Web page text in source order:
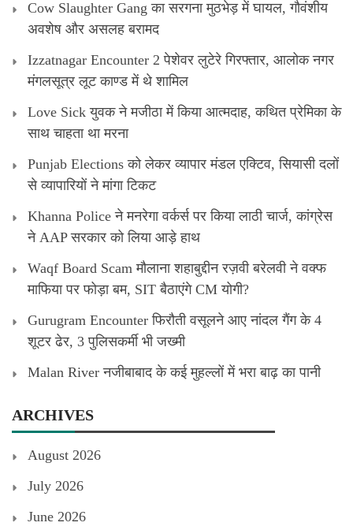
Cow Slaughter Gang का सरगना मुठभेड़ में घायल, गौवंशीय
अवशेष और असलह बरामद
Izzatnagar Encounter 2 पेशेवर लुटेरे गिरफ्तार, आलोक नगर
मंगलसूत्र लूट काण्‍ड में थे शामिल
Love Sick युवक ने मजीठा में किया आत्मदाह, कथित प्रेमिका के
साथ चाहता था मरना
Punjab Elections को लेकर व्यापार मंडल एक्टिव, सियासी दलों
से व्यापारियों ने मांगा टिकट
Khanna Police ने मनरेगा वर्कर्स पर किया लाठी चार्ज, कांग्रेस
ने AAP सरकार को लिया आड़े हाथ
Waqf Board Scam मौलाना शहाबुद्दीन रज़वी बरेलवी ने वक्फ
माफिया पर फोड़ा बम, SIT बैठाएंगे CM योगी?
Gurugram Encounter फिरौती वसूलने आए नांदल गैंग के 4
शूटर ढेर, 3 पुलिसकर्मी भी जख्मी
Malan River नजीबाबाद के कई मुहल्लों में भरा बाढ़ का पानी
ARCHIVES
August 2026
July 2026
June 2026